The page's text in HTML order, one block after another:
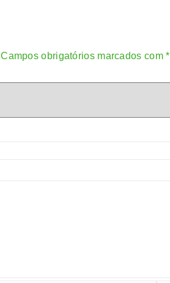
Campos obrigatórios marcados com*